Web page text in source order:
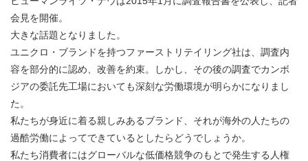
会見を開催。
大きな話題となりました。
ユニクロ・ブランドを持つファーストリテイリング社は、調査内
容を部分的に認め、改善を約束。しかし、その後の調査でカンボ
ジアの委託先工場においても深刻な労働環境が明らかになりまし
た。
私たちが身近に着る親しみあるブランド、それが海外の人たちの
過酷労働によってできているとしたらどうでしょうか。
私たち消費者にはグローバルな低価格競争のもとで発生する人権